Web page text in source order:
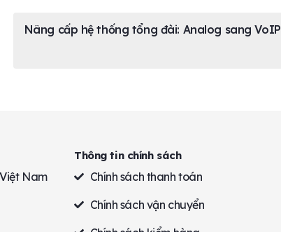
Nâng cấp hệ thống tổng đài: Analog sang VoIP
Nam
Thông tin chính sách
Chính sách thanh toán
Chính sách vận chuyển